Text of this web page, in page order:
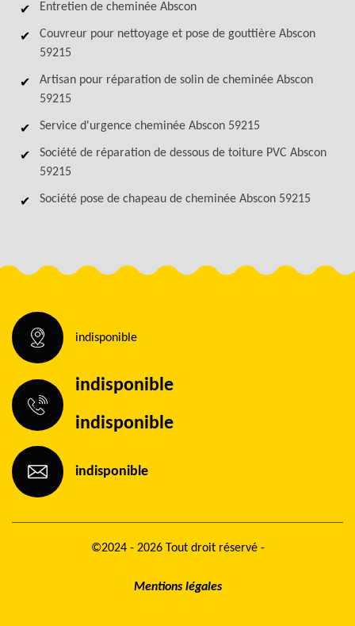
Entretien de cheminée Abscon
Couvreur pour nettoyage et pose de gouttière Abscon
59215
Artisan pour réparation de solin de cheminée Abscon
59215
Service d'urgence cheminée Abscon 59215
Société de réparation de dessous de toiture PVC Abscon
59215
Société pose de chapeau de cheminée Abscon 59215
indisponible
indisponible
indisponible
indisponible
©2024 - 2026 Tout droit réservé -
Mentions légales